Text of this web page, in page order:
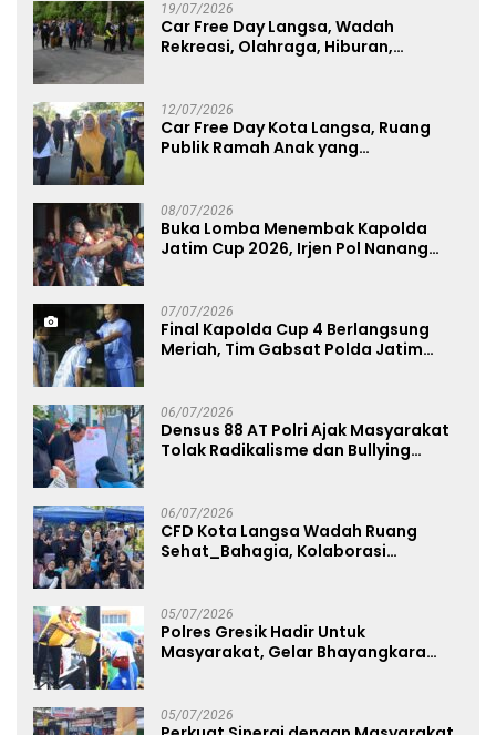
19/07/2026
Car Free Day Langsa, Wadah
Rekreasi, Olahraga, Hiburan,
12/07/2026
Car Free Day Kota Langsa, Ruang
Publik Ramah Anak yang
08/07/2026
Buka Lomba Menembak Kapolda
Jatim Cup 2026, Irjen Pol Nanang
07/07/2026
Final Kapolda Cup 4 Berlangsung
Meriah, Tim Gabsat Polda Jatim
06/07/2026
Densus 88 AT Polri Ajak Masyarakat
Tolak Radikalisme dan Bullying
06/07/2026
CFD Kota Langsa Wadah Ruang
Sehat_Bahagia, Kolaborasi
05/07/2026
Polres Gresik Hadir Untuk
Masyarakat, Gelar Bhayangkara
05/07/2026